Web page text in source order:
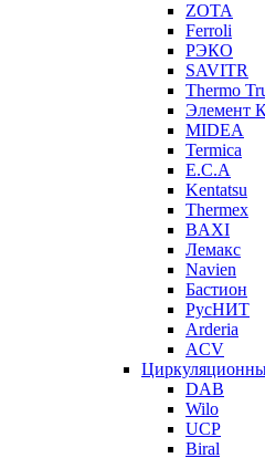
ZOTA
Ferroli
РЭКО
SAVITR
Thermo
Элемент
MIDEA
Termica
E.C.A
Kentatsu
Thermex
BAXI
Лемакс
Navien
Бастион
РусНИТ
Arderia
ACV
DAB
Wilo
UCP
Biral